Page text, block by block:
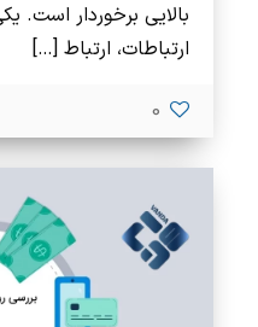
بالایی برخوردار است.
ارتباطات، ارتباط[…]
0